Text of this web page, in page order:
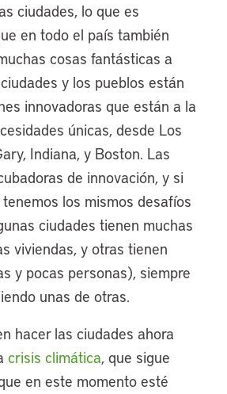
ciudades, lo que es
en todo el país también
cosas fantásticas a
y los pueblos están
innovadoras que están a la
únicas, desde Los
Indiana, y Boston. Las
de innovación, y si
los mismos desafíos
ciudades tienen muchas
viviendas, y otras tienen
y pocas personas), siempre
unas de otras.
hacer las ciudades ahora
crisis climática, que sigue
en este momento esté